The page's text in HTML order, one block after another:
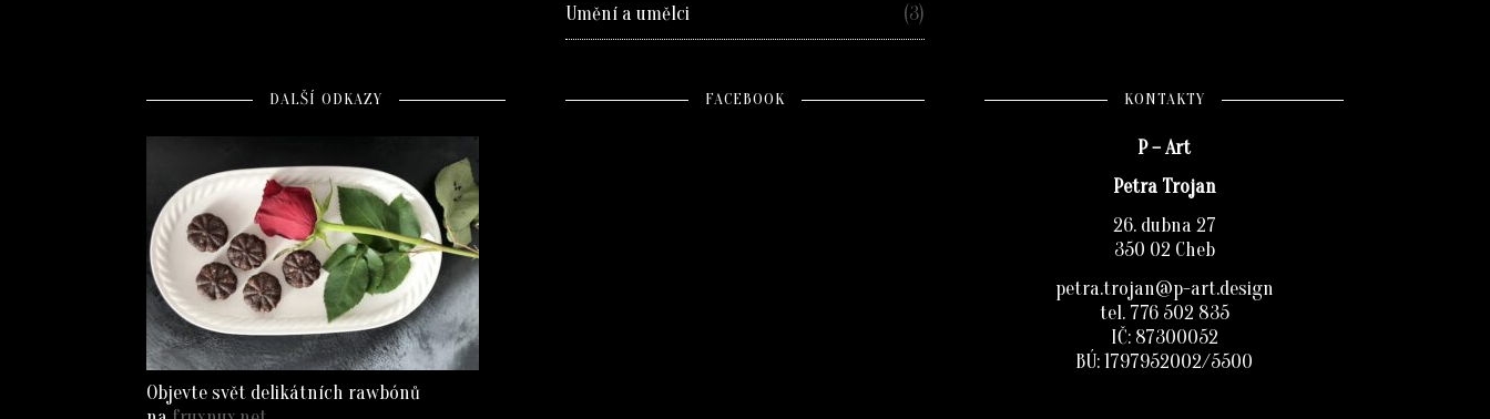
Umění a umělci (3)
DALŠÍ ODKAZY
Objevte svět delikátních rawbónů
FACEBOOK KONTAKTY
P – Art
Petra Trojan
26. dubna 27
350 02 Cheb
petra.trojan@p-art.design
tel. 776 502 835
IČ: 87300052
BÚ: 1797952002/5500